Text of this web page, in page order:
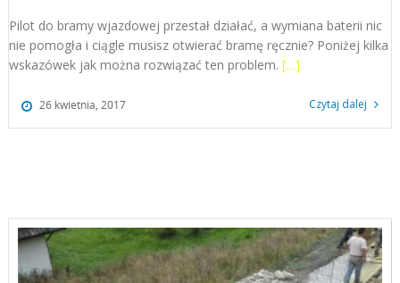
Pilot do bramy wjazdowej przestał działać, a wymiana baterii nic
nie pomogła i ciągle musisz otwierać bramę ręcznie? Poniżej kilka
wskazówek jak można rozwiązać ten problem. […]
26 kwietnia, 2017 Czytaj dalej